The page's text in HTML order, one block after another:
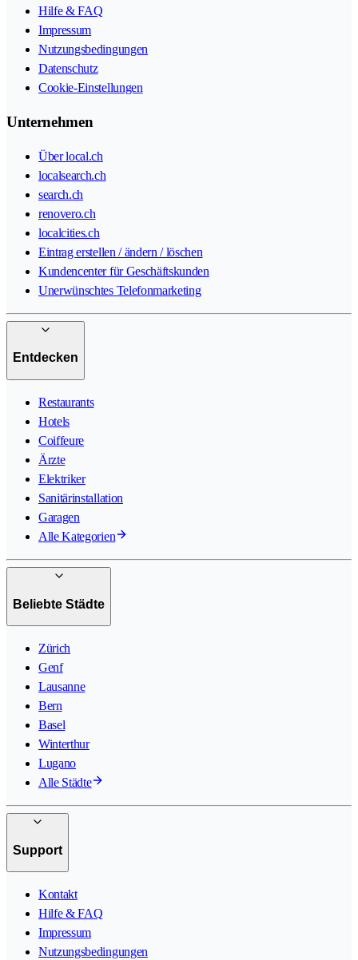
Hilfe & FAQ
Impressum
Nutzungsbedingungen
Datenschutz
Cookie-Einstellungen
Unternehmen
Über local.ch
localsearch.ch
search.ch
renovero.ch
localcities.ch
Eintrag erstellen / ändern / löschen
Kundencenter für Geschäftskunden
Unerwünschtes Telefonmarketing
Entdecken
Restaurants
Hotels
Coiffeure
Ärzte
Elektriker
Sanitärinstallation
Garagen
Alle Kategorien
Beliebte Städte
Zürich
Genf
Lausanne
Bern
Basel
Winterthur
Lugano
Alle Städte
Support
Kontakt
Hilfe & FAQ
Impressum
Nutzungsbedingungen